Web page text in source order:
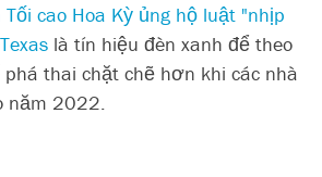
cao Hoa Kỳ ủng hộ luật "nhịp
là tín hiệu đèn xanh để theo
thai chặt chẽ hơn khi các nhà
năm 2022.